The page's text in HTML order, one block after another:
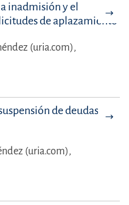
inadmisión y el
de aplazamiento
(uria.com),
de deudas
(uria.com),